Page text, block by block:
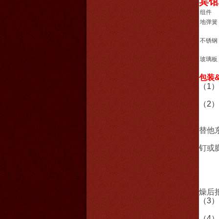
组件
地弹簧
不锈钢
玻璃板
包装
（1
（2
替他
钉或
燥后
（3